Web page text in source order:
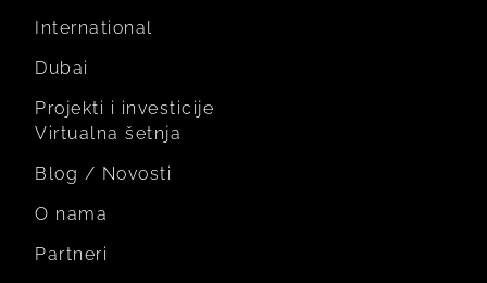
International
Dubai
Projekti i investicije
Virtualna šetnja
Blog / Novosti
O nama
Partneri